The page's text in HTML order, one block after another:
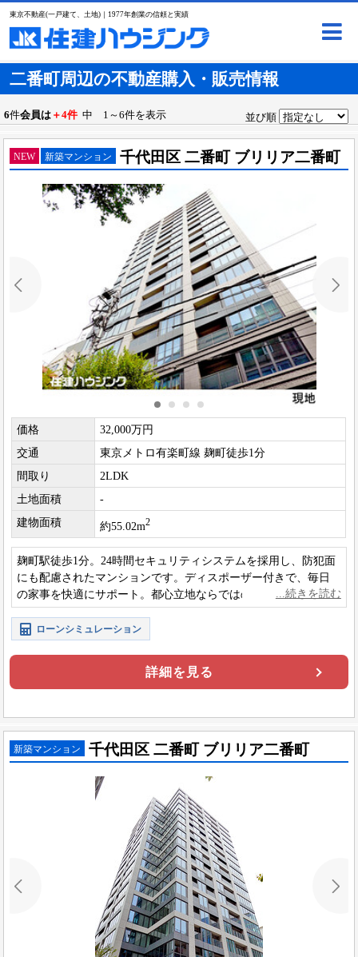
東京不動産(一戸建て、土地)｜1977年創業の信頼と実績
二番町周辺の不動産購入・販売情報
6件会員は ＋4件 中 1～6件を表示 並び順
NEW 新築マンション 千代田区 二番町 ブリリア二番町
価格
32,000万円
交通
東京メトロ有楽町線 麹町徒歩1分
間取り
2LDK
土地面積
-
建物面積
約55.02m2
麹町駅徒歩1分。24時間セキュリティシステムを採用し、防犯面
にも配慮されたマンションです。ディスポーザー付きで、毎日
の家事を快適にサポート。都心立地ならではの利便性を備えた
住まいです。
ローンシミュレーション
詳細を見る
新築マンション 千代田区 二番町 ブリリア二番町